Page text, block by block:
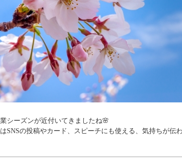
シーズンが近付いてきましたね🌸
SNSの投稿やカード、スピーチにも使える、気持ちが伝